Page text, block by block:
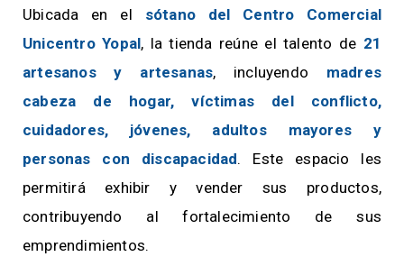
Ubicada en el sótano del Centro Comercial
Unicentro Yopal, la tienda reúne el talento de 21
artesanos y artesanas, incluyendo madres
cabeza de hogar, víctimas del conflicto,
cuidadores, jóvenes, adultos mayores y
personas con discapacidad. Este espacio les
permitirá exhibir y vender sus productos,
contribuyendo al fortalecimiento de sus
emprendimientos.